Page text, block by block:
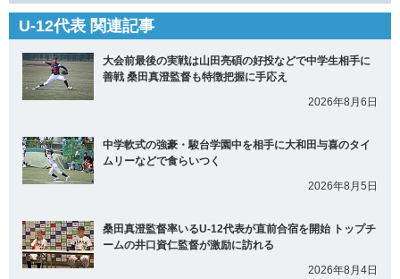
U-12代表 関連記事
大会前最後の実戦は山田亮碩の好投などで中学生相手に
善戦 桑田真澄監督も特徴把握に手応え
2026年8月6日
中学軟式の強豪・駿台学園中を相手に大和田与喜のタイ
ムリーなどで食らいつく
2026年8月5日
桑田真澄監督率いるU-12代表が直前合宿を開始 トップチ
ームの井口資仁監督が激励に訪れる
2026年8月4日